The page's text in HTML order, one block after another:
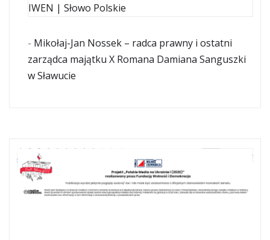
IWEN | Słowo Polskie
- Mikołaj-Jan Nossek – radca prawny i ostatni
zarządca majątku X Romana Damiana Sanguszki
w Sławucie